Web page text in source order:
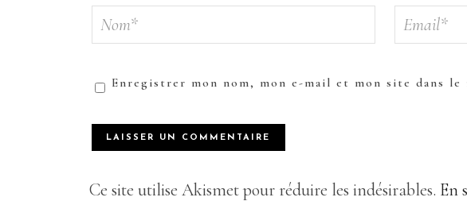
Enregistrer mon nom, mon e-mail et mon site dans
Ce site utilise Akismet pour réduire les indésirables. En